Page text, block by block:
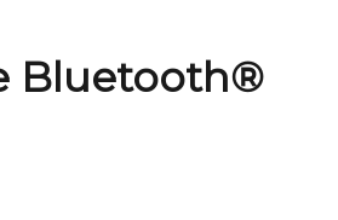
Bluetooth®